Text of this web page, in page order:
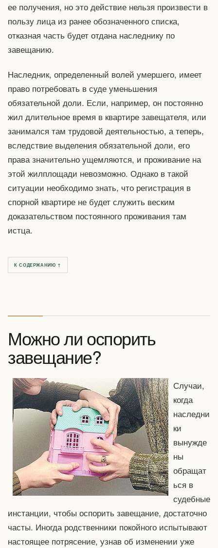
ее получения, но это действие нельзя произвести в
пользу лица из ранее обозначенного списка,
отказная часть будет отдана наследнику по
завещанию.
Наследник, определенный волей умершего, имеет
право потребовать в суде уменьшения
обязательной доли. Если, например, он постоянно
жил длительное время в квартире завещателя, или
занимался там трудовой деятельностью, а теперь,
вследствие выделения обязательной доли, его
права значительно ущемляются, и проживание на
этой жилплощади невозможно. Однако в такой
ситуации необходимо знать, что регистрация в
спорной квартире не будет служить веским
доказательством постоянного проживания там
истца.
К СОДЕРЖАНИЮ ↑
Можно ли оспорить
завещание?
Случаи,
когда
наследни
ки
вынужде
ны
обращат
ься в
судебные
инстанции, чтобы оспорить завещание, достаточно
часты. Иногда родственники покойного испытывают
настоящее потрясение, узнав об изменении уже